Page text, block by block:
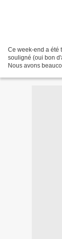
Ce week-end a été
souligné (oui bon
Nous avons